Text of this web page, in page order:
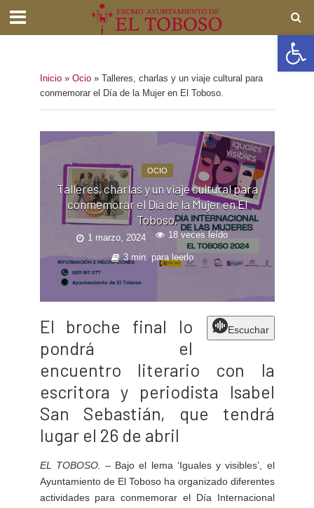
Inicio» Ocio»
Talleres, charlas y un viaje cultural para
conmemorar el Día de la Mujer en El Toboso.
OCIO
Talleres, charlas y un viaje cultural para
conmemorar el Día de la Mujer en El
Toboso.
1 marzo, 2024 18 veces leído
3 min. para leerlo
Escuchar
El broche final lo
pondrá el
encuentro literario con la
escritora y periodista Isabel
San Sebastián, que tendrá
lugar el 26 de abril
EL TOBOSO. –Bajo el lema ‘Iguales y visibles’, el
Ayuntamiento de El Toboso ha organizado diferentes
actividades para conmemorar el Día Internacional
Abrir barra de herramientas